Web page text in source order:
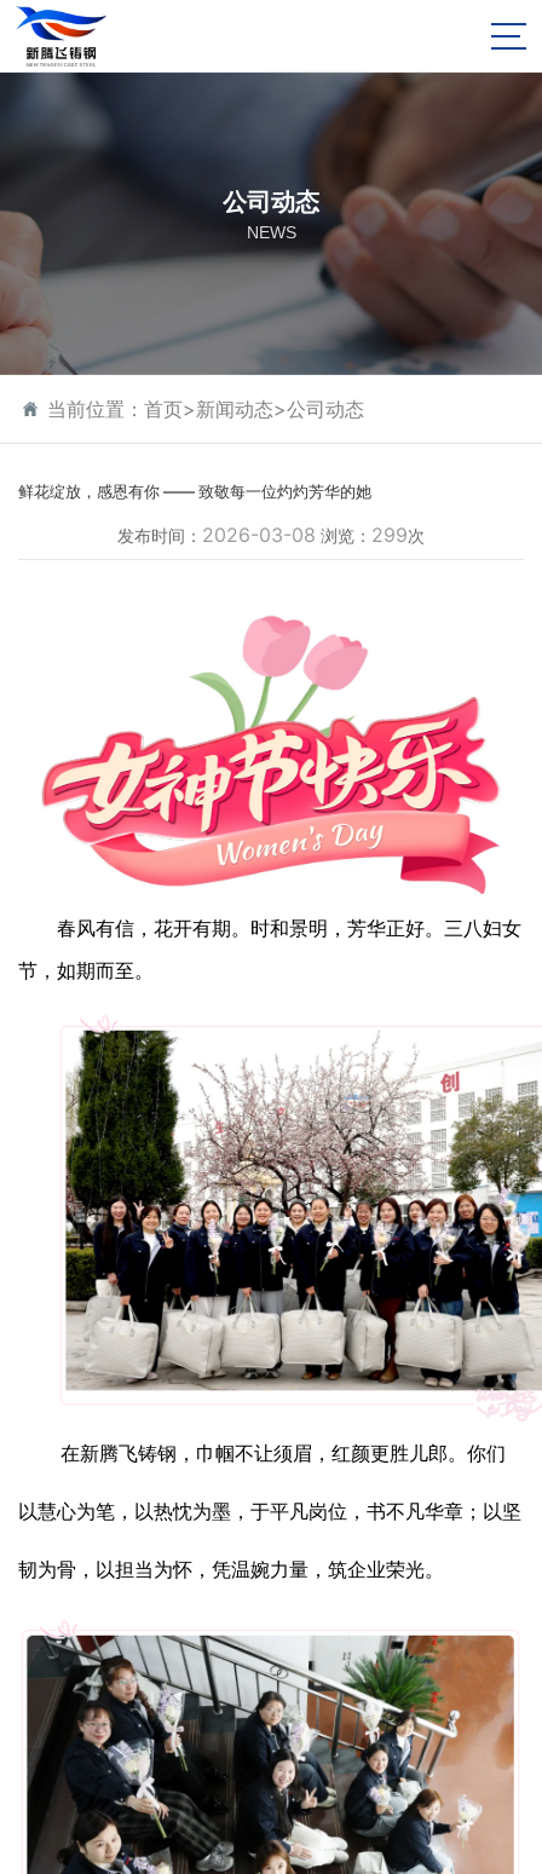
公司动态
NEWS
当前位置： 首页>新闻动态>公司动态
鲜花绽放，感恩有你 —— 致敬每一位灼灼芳华的她
发布时间： 2026-03-08 浏览： 299次
春风有信，花开有期。时和景明，芳华正好。三八妇女
节，如期而至。
在新腾飞铸钢，巾帼不让须眉，红颜更胜儿郎。你们
以慧心为笔，以热忱为墨，于平凡岗位，书不凡华章；以坚
韧为骨，以担当为怀，凭温婉力量，筑企业荣光。